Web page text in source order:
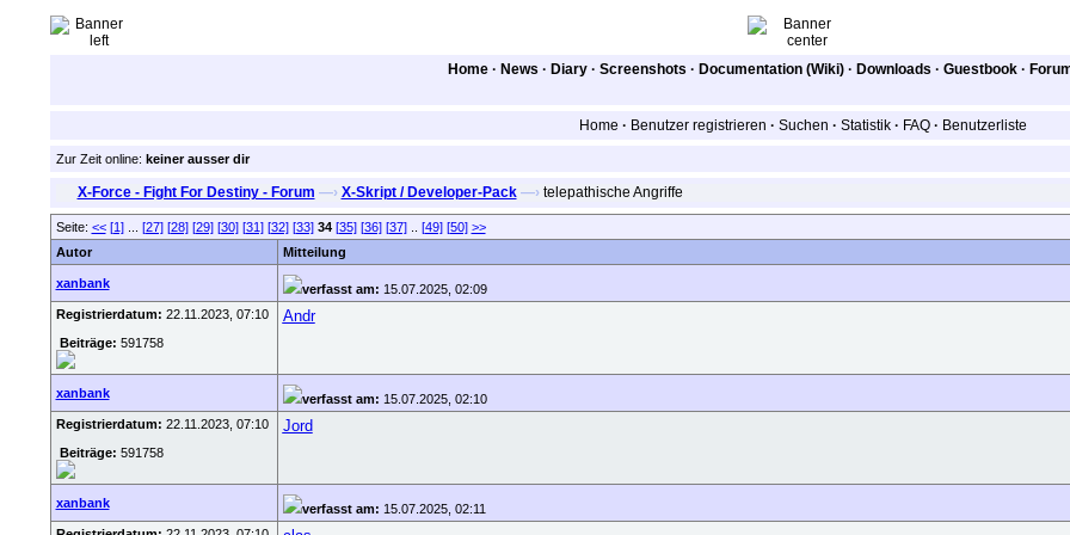
Home · News · Diary · Screenshots · Documentation (Wiki) · Downloads · Guestbook ·
Home · Benutzer registrieren · Suchen · Statistik · FAQ · Benutzerliste
Zur Zeit online: keiner ausser dir
X-Force - Fight For Destiny - Forum —› X-Skript / Developer-Pack —›telepathische Angriffe
Seite: << [1]... [27] [28] [29] [30] [31] [32] [33] 34 [35] [36] [37].. [49] [50] >>
Autor
Mitteilung
xanbank verfasst am: 15.07.2025, 02:09
Registrierdatum: 22.11.2023, 07:10
Beiträge: 591758
Andr
xanbank verfasst am: 15.07.2025, 02:10
Registrierdatum: 22.11.2023, 07:10
Beiträge: 591758
Jord
xanbank verfasst am: 15.07.2025, 02:11